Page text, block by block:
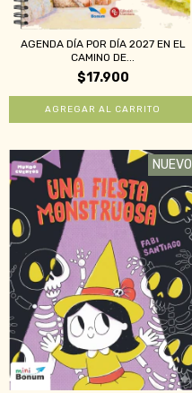
AGENDA DÍA POR DÍA 2027 EN EL
CAMINO DE...
$17.900
NUEVO